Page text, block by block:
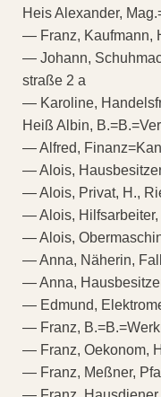
Heis Alexander,
— Franz, Kaufmann,
— Johann,
straße 2 a
— Karoline,
Heiß Albin,
— Alfred,
— Alois,
— Alois, Privat, H.,
— Alois, Hilfsarbeiter,
— Alois,
— Anna, Näherin,
— Anna,
— Edmund,
— Franz,
— Franz, Oekonom,
— Franz, Meßner,